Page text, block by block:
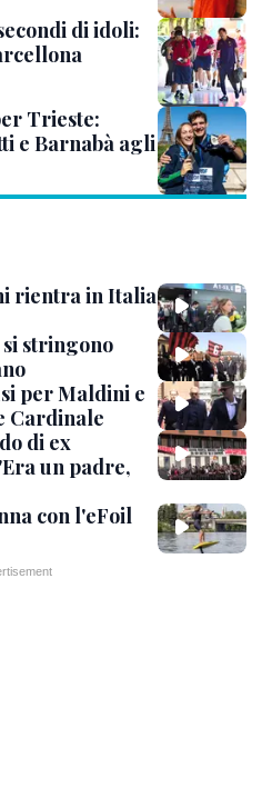
di idoli:
Trieste:
e Barnabà agli
rientra in Italia
stringono
per Maldini e
Cardinale
di ex
un padre,
con l'eFoil